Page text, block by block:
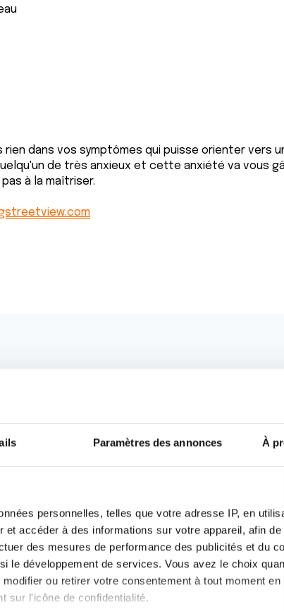
Paramètres des annonces À
personnelles, telles que votre adresse IP, en
accéder à des informations sur votre appareil, afin de
des mesures de performance des publicités et du
le développement de services. Vous avez le choix
ou retirer votre consentement à tout moment en
sur l'icône de confidentialité.
rien dans vos symptômes qui puisse orienter vers
de très anxieux et cette anxiété va vous
à la maîtriser.
un commentaire
discussion vous aurez besoin de vous